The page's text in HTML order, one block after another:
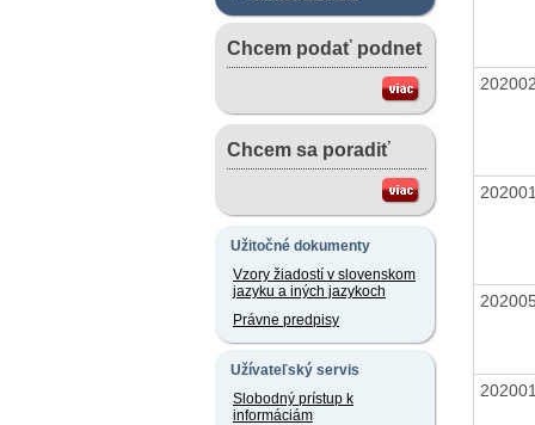
Chcem podať podnet
Chcem sa poradiť
Užitočné dokumenty
Vzory žiadostí v slovenskom
jazyku a iných jazykoch
Právne predpisy
Užívateľský servis
Slobodný prístup k
informáciám